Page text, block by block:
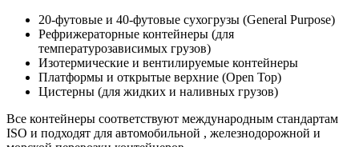
20-футовые и 40-футовые сухогрузы (General Purpose)
Рефрижераторные контейнеры (для
температурозависимых грузов)
Изотермические и вентилируемые контейнеры
Платформы и открытые верхние (Open Top)
Цистерны (для жидких и наливных грузов)
Все контейнеры соответствуют международным стандартам
ISO и подходят для автомобильной , железнодорожной и